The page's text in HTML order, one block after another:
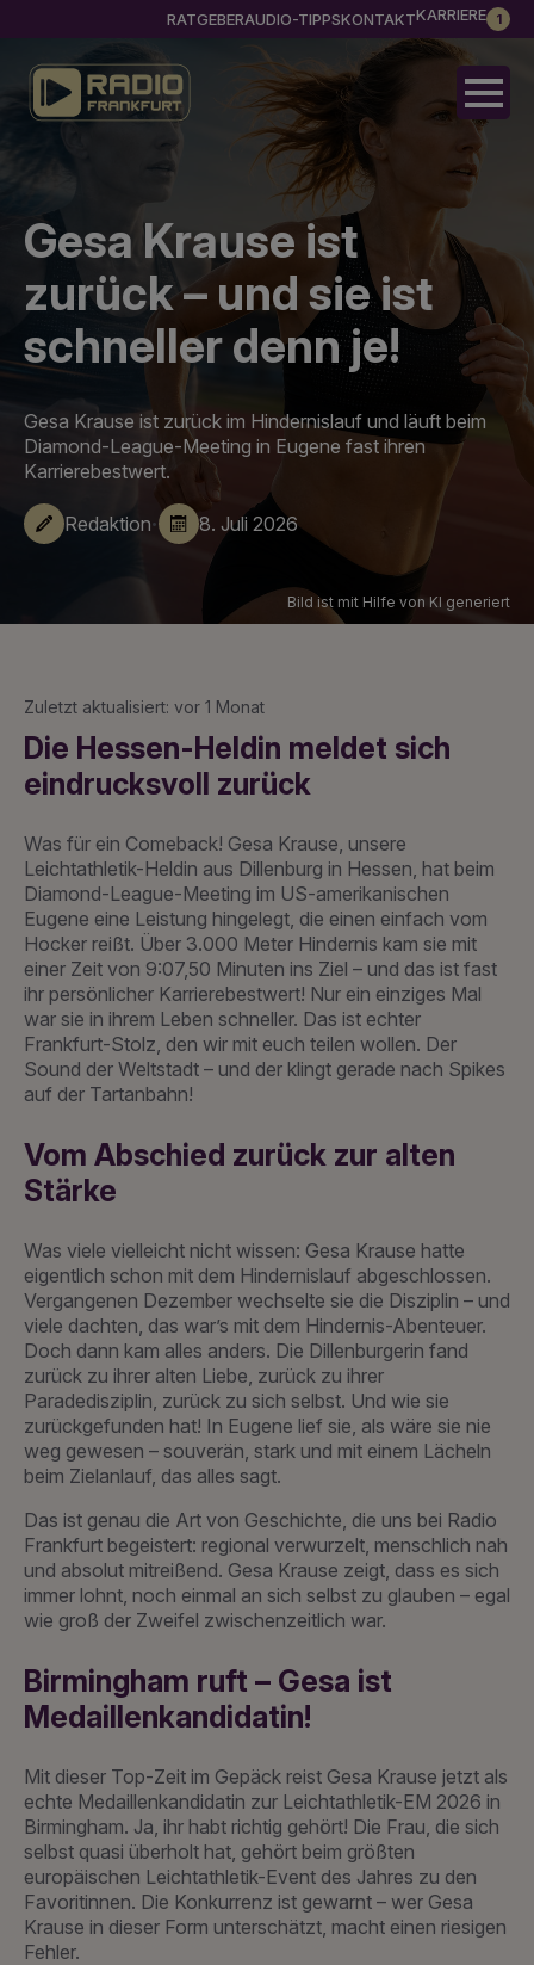
RATGEBERAUDIO-TIPPSKONTAKTKARRIERE 1
Gesa Krause ist
zurück – und sie ist
schneller denn je!
Gesa Krause ist zurück im Hindernislauf und läuft beim
Diamond-League-Meeting in Eugene fast ihren
Karrierebestwert.
Redaktion· 8. Juli 2026
Bild ist mit Hilfe von KI generiert
Zuletzt aktualisiert: vor 1 Monat
Die Hessen-Heldin meldet sich
eindrucksvoll zurück
Was für ein Comeback! Gesa Krause, unsere
Leichtathletik-Heldin aus Dillenburg in Hessen, hat beim
Diamond-League-Meeting im US-amerikanischen
Eugene eine Leistung hingelegt, die einen einfach vom
Hocker reißt. Über 3.000 Meter Hindernis kam sie mit
einer Zeit von 9:07,50 Minuten ins Ziel – und das ist fast
ihr persönlicher Karrierebestwert! Nur ein einziges Mal
war sie in ihrem Leben schneller. Das ist echter
Frankfurt-Stolz, den wir mit euch teilen wollen. Der
Sound der Weltstadt – und der klingt gerade nach Spikes
auf der Tartanbahn!
Vom Abschied zurück zur alten
Stärke
Was viele vielleicht nicht wissen: Gesa Krause hatte
eigentlich schon mit dem Hindernislauf abgeschlossen.
Vergangenen Dezember wechselte sie die Disziplin – und
viele dachten, das war’s mit dem Hindernis-Abenteuer.
Doch dann kam alles anders. Die Dillenburgerin fand
zurück zu ihrer alten Liebe, zurück zu ihrer
Paradedisziplin, zurück zu sich selbst. Und wie sie
zurückgefunden hat! In Eugene lief sie, als wäre sie nie
weg gewesen – souverän, stark und mit einem Lächeln
beim Zielanlauf, das alles sagt.
Das ist genau die Art von Geschichte, die uns bei Radio
Frankfurt begeistert: regional verwurzelt, menschlich nah
und absolut mitreißend. Gesa Krause zeigt, dass es sich
immer lohnt, noch einmal an sich selbst zu glauben – egal
wie groß der Zweifel zwischenzeitlich war.
Birmingham ruft – Gesa ist
Medaillenkandidatin!
Mit dieser Top-Zeit im Gepäck reist Gesa Krause jetzt als
echte Medaillenkandidatin zur Leichtathletik-EM 2026 in
Birmingham. Ja, ihr habt richtig gehört! Die Frau, die sich
selbst quasi überholt hat, gehört beim größten
europäischen Leichtathletik-Event des Jahres zu den
Favoritinnen. Die Konkurrenz ist gewarnt – wer Gesa
Krause in dieser Form unterschätzt, macht einen riesigen
Fehler.